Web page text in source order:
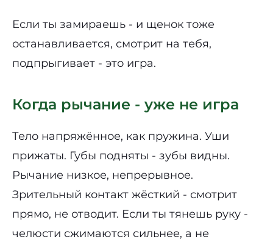
Если ты замираешь - и щенок тоже
останавливается, смотрит на тебя,
подпрыгивает - это игра.
Когда рычание - уже не игра
Тело напряжённое, как пружина. Уши
прижаты. Губы подняты - зубы видны.
Рычание низкое, непрерывное.
Зрительный контакт жёсткий - смотрит
прямо, не отводит. Если ты тянешь руку -
челюсти сжимаются сильнее, а не